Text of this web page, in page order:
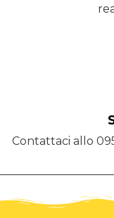
Contattaci allo